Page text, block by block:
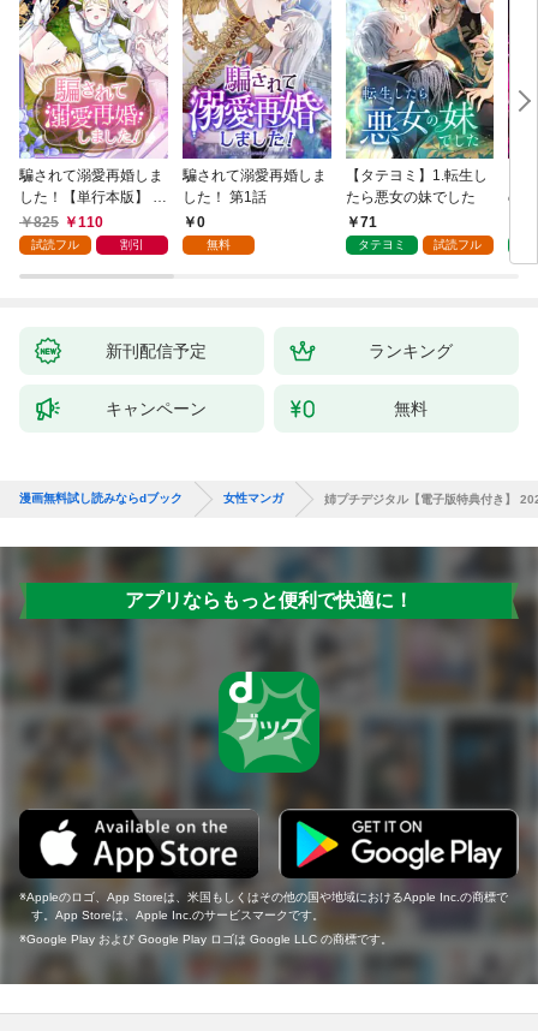
騙されて溺愛再婚しま
した！【単行本版】 1
巻825 110
試読フル 割引
騙されて溺愛再婚しま
した！ 第1話
0
無料
【タテヨミ】1.転生し
たら悪女の妹でした
71
タテヨミ 試読フル
の
新刊配信予定 ランキング
キャンペーン 無料
漫画無料試し読みならdブック 女性マンガ 姉プチデジタル【電子版特典付き】
アプリならもっと便利で快適に！
Appleのロゴ、App Storeは、米国もしくはその他の国や地域におけるApple Inc.の商標で
す。App Storeは、Apple Inc.のサービスマークです。
Google Play および Google Play ロゴは Google LLC の商標です。